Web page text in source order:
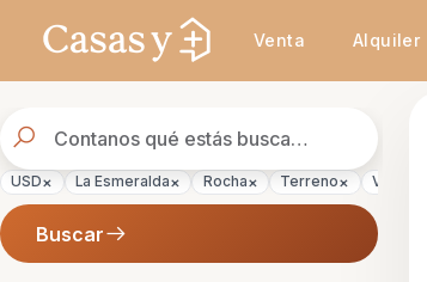
Venta Alquiler
de
propiedades
USD× La Esmeralda× Rocha× Terreno× Venta
Buscar